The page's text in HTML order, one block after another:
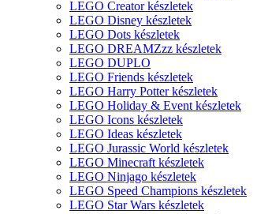
LEGO Creator készletek
LEGO Disney készletek
LEGO Dots készletek
LEGO DREAMZzz készletek
LEGO DUPLO
LEGO Friends készletek
LEGO Harry Potter készletek
LEGO Holiday & Event készletek
LEGO Icons készletek
LEGO Ideas készletek
LEGO Jurassic World készletek
LEGO Minecraft készletek
LEGO Ninjago készletek
LEGO Speed Champions készletek
LEGO Star Wars készletek